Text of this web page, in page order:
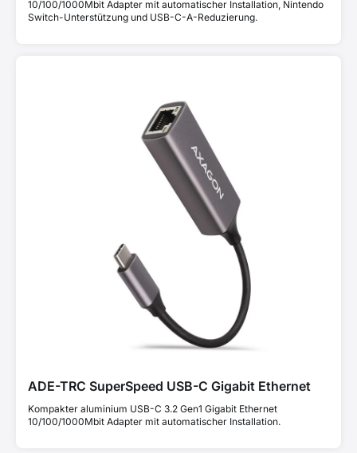
10/100/1000Mbit Adapter mit automatischer Installation, Nintendo
Switch-Unterstützung und USB-C-A-Reduzierung.
ADE-TRC SuperSpeed USB-C Gigabit Ethernet
Kompakter aluminium USB-C 3.2 Gen1 Gigabit Ethernet
10/100/1000Mbit Adapter mit automatischer Installation.